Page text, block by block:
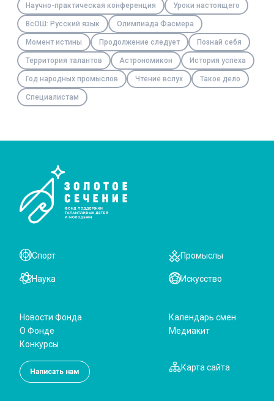
Научно-практическая конференция Уроки настоящего
ВсОШ: Русский язык Олимпиада Фасмера
Момент истины Продолжение следует Познай себя
Территория талантов Астрономикон История успеха
Год народных промыслов Чтение вслух Такое дело
Специалистам
Наука
Спорт
Искусство
Промыслы
Карта сайта
Написать нам
Новости Фонда
О Фонде
Конкурсы
Календарь смен
Медиакит